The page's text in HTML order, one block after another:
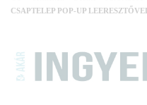
CSAPTELEP POP-UP